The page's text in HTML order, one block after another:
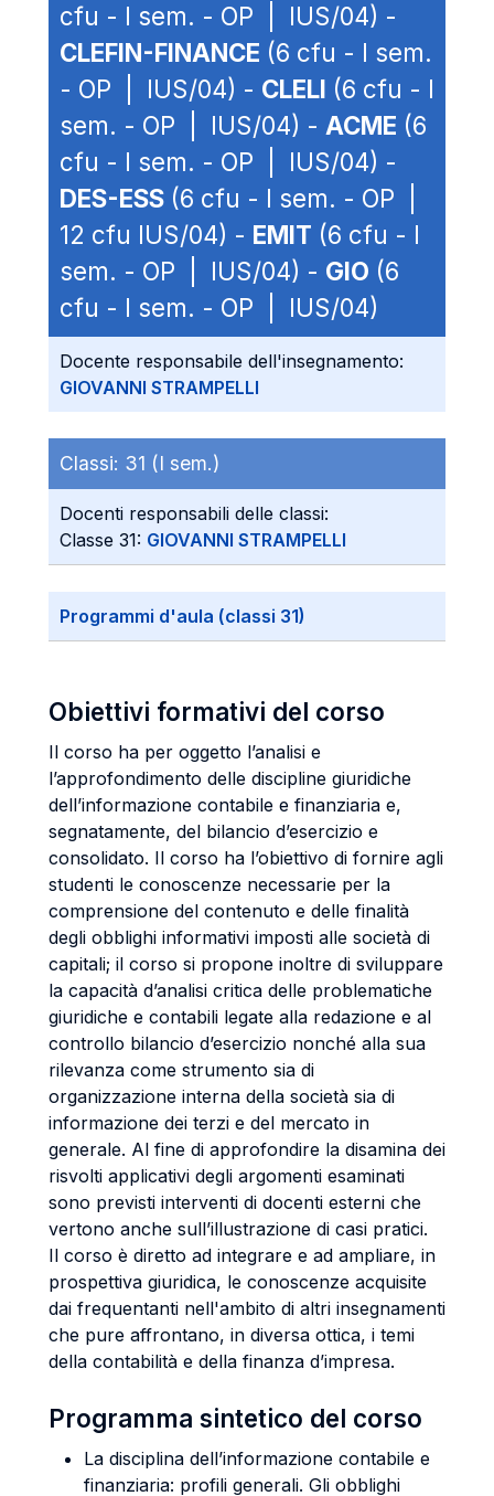
cfu - I sem. - OP | IUS/04) -
CLEFIN-FINANCE (6 cfu - I sem.
- OP | IUS/04) - CLELI (6 cfu - I
sem. - OP | IUS/04) - ACME (6
cfu - I sem. - OP | IUS/04) -
DES-ESS (6 cfu - I sem. - OP |
12 cfu IUS/04) - EMIT (6 cfu - I
sem. - OP | IUS/04) - GIO (6
cfu - I sem. - OP | IUS/04)
Docente responsabile dell'insegnamento:
GIOVANNI STRAMPELLI
Classi: 31 (I sem.)
Docenti responsabili delle classi:
Classe 31: GIOVANNI STRAMPELLI
Programmi d'aula (classi 31)
Obiettivi formativi del corso
Il corso ha per oggetto l’analisi e
l’approfondimento delle discipline giuridiche
dell’informazione contabile e finanziaria e,
segnatamente, del bilancio d’esercizio e
consolidato. Il corso ha l’obiettivo di fornire agli
studenti le conoscenze necessarie per la
comprensione del contenuto e delle finalità
degli obblighi informativi imposti alle società di
capitali; il corso si propone inoltre di sviluppare
la capacità d’analisi critica delle problematiche
giuridiche e contabili legate alla redazione e al
controllo bilancio d’esercizio nonché alla sua
rilevanza come strumento sia di
organizzazione interna della società sia di
informazione dei terzi e del mercato in
generale. Al fine di approfondire la disamina dei
risvolti applicativi degli argomenti esaminati
sono previsti interventi di docenti esterni che
vertono anche sull’illustrazione di casi pratici.
Il corso è diretto ad integrare e ad ampliare, in
prospettiva giuridica, le conoscenze acquisite
dai frequentanti nell'ambito di altri insegnamenti
che pure affrontano, in diversa ottica, i temi
della contabilità e della finanza d’impresa.
Programma sintetico del corso
La disciplina dell’informazione contabile e
finanziaria: profili generali. Gli obblighi